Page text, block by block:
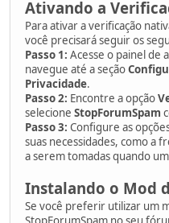
Ativando a
Para ativar a verificação
você precisará seguir os
Passo 1: Acesse o painel de
navegue até a seção
Privacidade.
Passo 2: Encontre a opção
selecione StopForumSpam
Passo 3: Configure as
suas necessidades, como a
a serem tomadas quando
Instalando o Mod
Se você preferir utilizar um